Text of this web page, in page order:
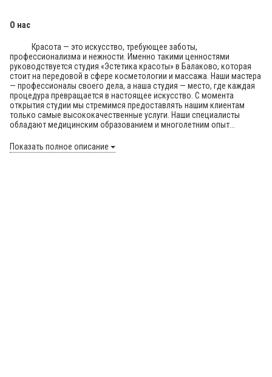
О нас
Красота — это искусство, требующее заботы,
профессионализма и нежности. Именно такими ценностями
руководствуется студия «Эстетика красоты» в Балаково, которая
стоит на передовой в сфере косметологии и массажа. Наши мастера
— профессионалы своего дела, а наша студия — место, где каждая
процедура превращается в настоящее искусство. С момента
открытия студии мы стремимся предоставлять нашим клиентам
только самые высококачественные услуги. Наши специалисты
обладают медицинским образованием и многолетним опыт...
Показать полное описание